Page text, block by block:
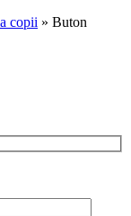
copii » Buton